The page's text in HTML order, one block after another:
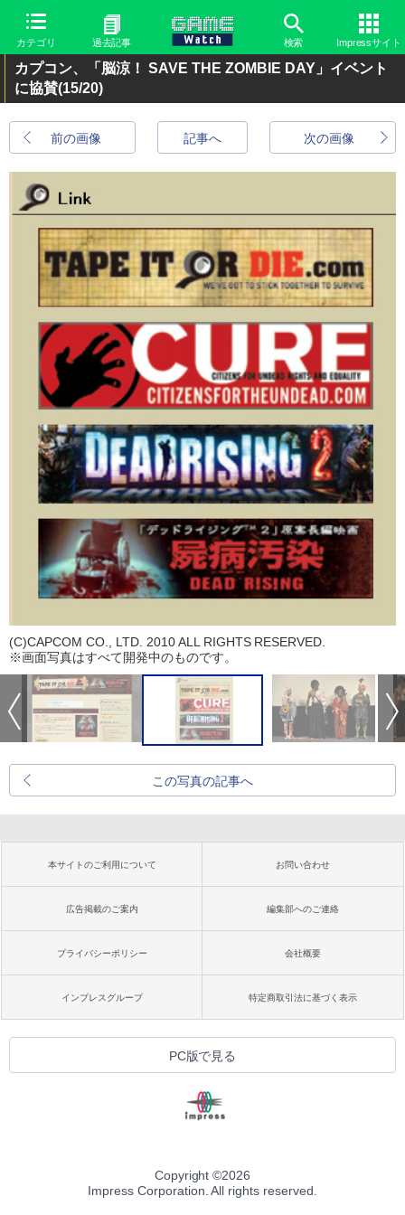
カテゴリ 過去記事 検索 Impressサイト
カプコン、「脳涼！ SAVE THE ZOMBIE DAY」イベント
に協賛(15/20)
前の画像 次の画像
記事へ
(C)CAPCOM CO., LTD. 2010 ALL RIGHTS RESERVED.
※画面写真はすべて開発中のものです。
この写真の記事へ
本サイトのご利用について お問い合わせ
広告掲載のご案内 編集部へのご連絡
プライバシーポリシー 会社概要
インプレスグループ 特定商取引法に基づく表示
PC版で見る
Copyright ©2026
Impress Corporation. All rights reserved.